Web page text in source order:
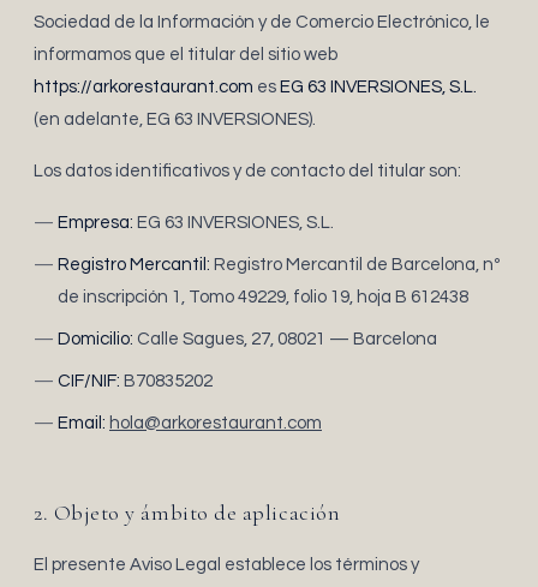
Sociedad de la Información y de Comercio Electrónico, le
informamos que el titular del sitio web
https://arkorestaurant.com es EG 63 INVERSIONES, S.L.
(en adelante, EG 63 INVERSIONES).
Los datos identificativos y de contacto del titular son:
Empresa: EG 63 INVERSIONES, S.L.
Registro Mercantil: Registro Mercantil de Barcelona, nº
de inscripción 1, Tomo 49229, folio 19, hoja B 612438
Domicilio: Calle Sagues, 27, 08021 — Barcelona
CIF/NIF: B70835202
Email: hola@arkorestaurant.com
2. Objeto y ámbito de aplicación
El presente Aviso Legal establece los términos y